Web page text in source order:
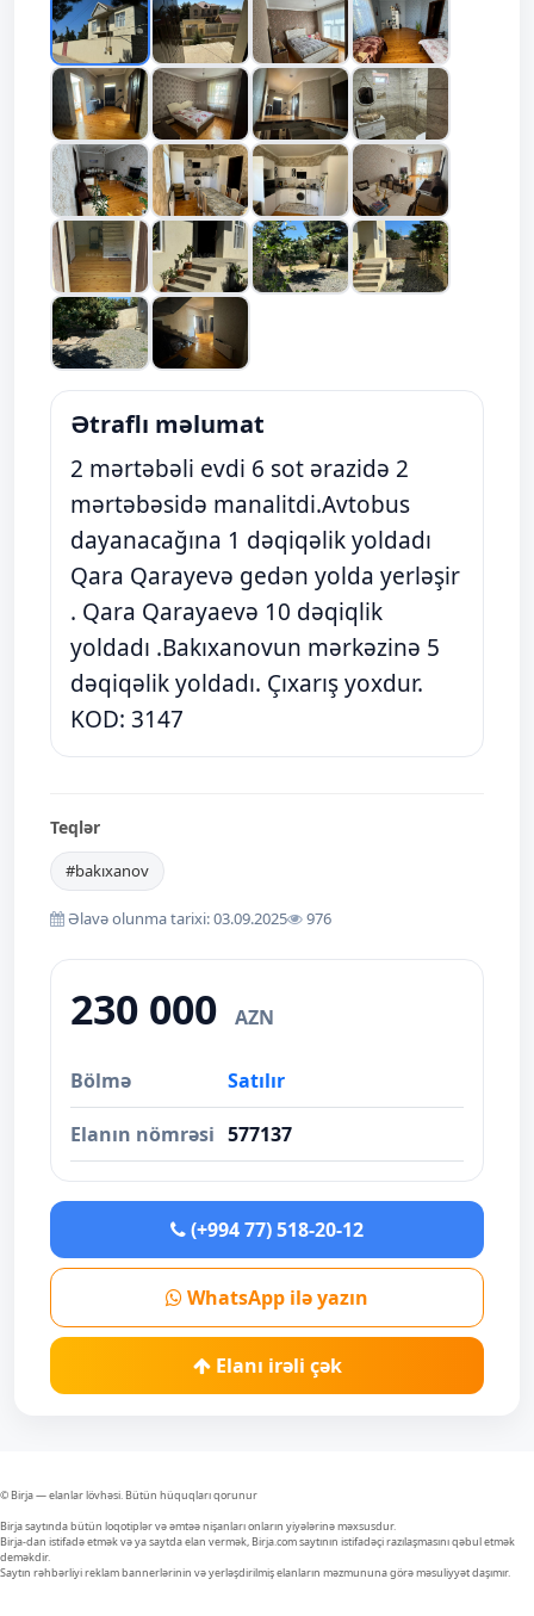
Ətraflı məlumat
2 mərtəbəli evdi 6 sot ərazidə 2
mərtəbəsidə manalitdi.Avtobus
dayanacağına 1 dəqiqəlik yoldadı
Qara Qarayevə gedən yolda yerləşir
. Qara Qarayaevə 10 dəqiqlik
yoldadı .Bakıxanovun mərkəzinə 5
dəqiqəlik yoldadı. Çıxarış yoxdur.
KOD: 3147
Teqlər
#bakıxanov
Əlavə olunma tarixi: 03.09.2025 976
230 000 AZN
Bölmə Satılır
Elanın nömrəsi 577137
(+994 77) 518-20-12
WhatsApp ilə yazın
Elanı irəli çək
© Birja — elanlar lövhəsi. Bütün hüquqları qorunur
Birja saytında bütün loqotiplər və əmtəə nişanları onların yiyələrinə məxsusdur.
Birja-dan istifadə etmək və ya saytda elan vermək, Birja.com saytının istifadəçi razılaşmasını qəbul etmək
deməkdir.
Saytın rəhbərliyi reklam bannerlərinin və yerləşdirilmiş elanların məzmununa görə məsuliyyət daşımır.